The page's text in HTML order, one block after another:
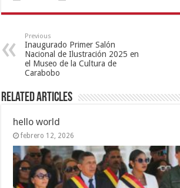
Previous
Inaugurado Primer Salón
Nacional de Ilustración 2025 en
el Museo de la Cultura de
Carabobo
Related Articles
hello world
febrero 12, 2026